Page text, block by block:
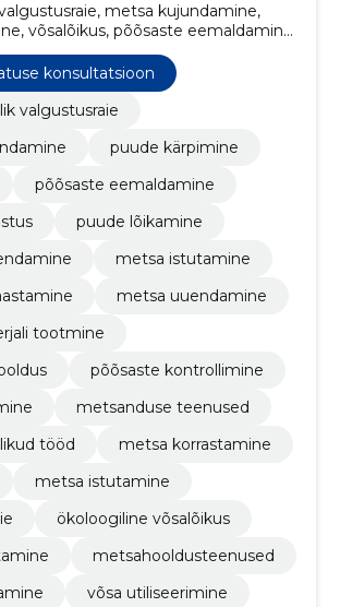
metsa kujundamine,
võsalõikus, põõsaste eemaldamine,
puude lõikamine, puude
istutamine, metsade
konsultatsioon
valgustusraie
puude kärpimine
põõsaste eemaldamine
puude lõikamine
metsa istutamine
metsa uuendamine
tootmine
põõsaste kontrollimine
metsanduse teenused
tööd
metsa korrastamine
metsa istutamine
ökoloogiline võsalõikus
metsahooldusteenused
võsa utiliseerimine